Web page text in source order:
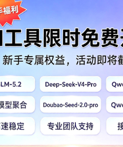
重排版。